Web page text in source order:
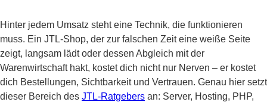
Hinter jedem Umsatz steht eine Technik, die funktionieren
muss. Ein JTL-Shop, der zur falschen Zeit eine weiße Seite
zeigt, langsam lädt oder dessen Abgleich mit der
Warenwirtschaft hakt, kostet dich nicht nur Nerven – er kostet
dich Bestellungen, Sichtbarkeit und Vertrauen. Genau hier setzt
dieser Bereich des JTL-Ratgebers an: Server, Hosting, PHP,